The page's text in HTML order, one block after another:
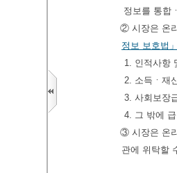
정보를 통합
② 시장은 온
정보 보호법
1. 인적사항
2. 소득ㆍ재
3. 사회보장
4. 그 밖에
③ 시장은 온
관에 위탁할